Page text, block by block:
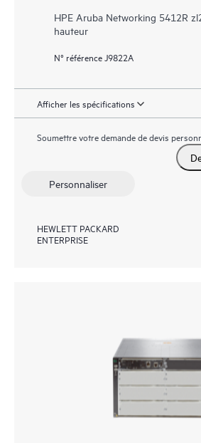
HPE Aruba Networking 5412R
hauteur
N° référence J9822A
Afficher les spécifications
Soumettre votre demande de devis
Personnaliser
HEWLETT PACKARD
ENTERPRISE